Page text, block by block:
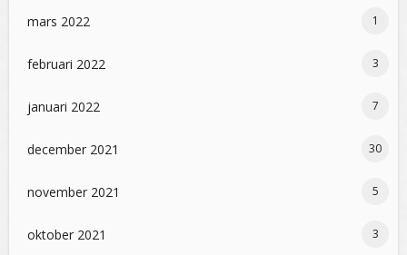
mars 2022 1
februari 2022 3
januari 2022 7
december 2021 30
november 2021 5
oktober 2021 3